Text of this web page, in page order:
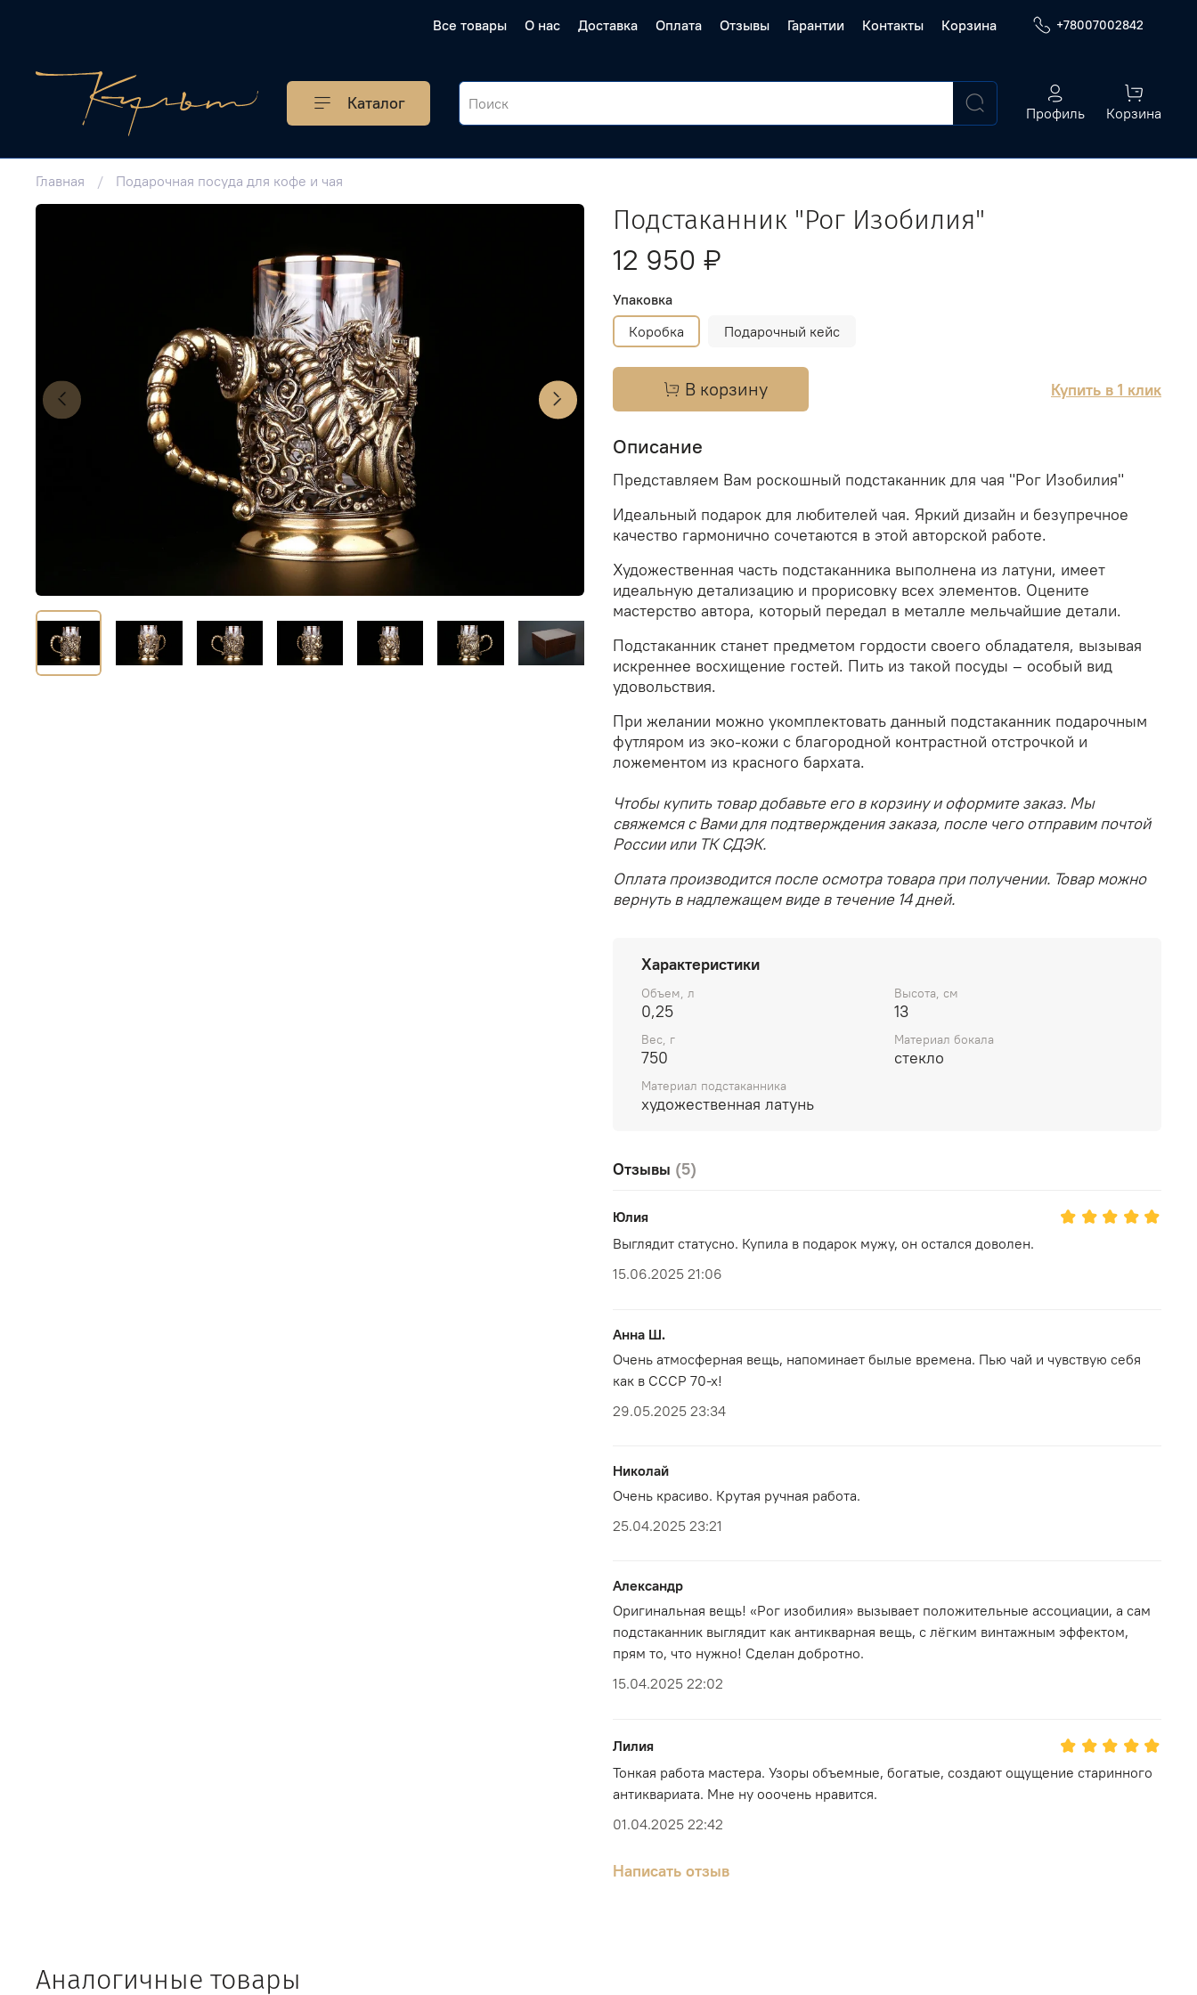
Все товары О нас Доставка Оплата Отзывы Гарантии Контакты Корзина +78007002842
Каталог Профиль Корзина
Главная Подарочная посуда для кофе и чая
Подстаканник "Рог Изобилия"
12 950 ₽
Упаковка
Коробка
Подарочный кейс
В корзину Купить в 1 клик
Описание
Представляем Вам роскошный подстаканник для чая "Рог Изобилия"
Идеальный подарок для любителей чая. Яркий дизайн и безупречное
качество гармонично сочетаются в этой авторской работе.
Художественная часть подстаканника выполнена из латуни, имеет
идеальную детализацию и прорисовку всех элементов. Оцените
мастерство автора, который передал в металле мельчайшие детали.
Подстаканник станет предметом гордости своего обладателя, вызывая
искреннее восхищение гостей. Пить из такой посуды – особый вид
удовольствия.
При желании можно укомплектовать данный подстаканник подарочным
футляром из эко-кожи с благородной контрастной отстрочкой и
ложементом из красного бархата.
Чтобы купить товар добавьте его в корзину и оформите заказ. Мы
свяжемся с Вами для подтверждения заказа, после чего отправим почтой
России или ТК СДЭК.
Оплата производится после осмотра товара при получении. Товар можно
вернуть в надлежащем виде в течение 14 дней.
Характеристики
Объем, л
0,25
Высота, см
13
Вес, г
750
Материал бокала
стекло
Материал подстаканника
художественная латунь
Отзывы (5)
Юлия
Выглядит статусно. Купила в подарок мужу, он остался доволен.
15.06.2025 21:06
Анна Ш.
Очень атмосферная вещь, напоминает былые времена. Пью чай и чувствую себя
как в СССР 70-х!
29.05.2025 23:34
Николай
Очень красиво. Крутая ручная работа.
25.04.2025 23:21
Александр
Оригинальная вещь! «Рог изобилия» вызывает положительные ассоциации, а сам
подстаканник выглядит как антикварная вещь, с лёгким винтажным эффектом,
прям то, что нужно! Сделан добротно.
15.04.2025 22:02
Лилия
Тонкая работа мастера. Узоры объемные, богатые, создают ощущение старинного
антиквариата. Мне ну ооочень нравится.
01.04.2025 22:42
Написать отзыв
Аналогичные товары